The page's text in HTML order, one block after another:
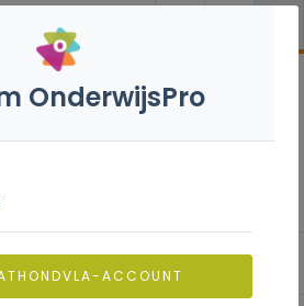
OnderwijsPro
ACCOUNT